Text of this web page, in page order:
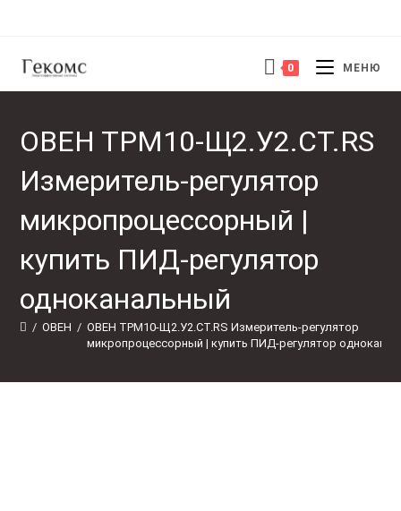
0 МЕНЮ
ОВЕН ТРМ10-Щ2.У2.СТ.RS
Измеритель-регулятор
микропроцессорный |
купить ПИД-регулятор
одноканальный
/ ОВЕН / ОВЕН ТРМ10-Щ2.У2.СТ.RS Измеритель-регулятор
микропроцессорный | купить ПИД-регулятор